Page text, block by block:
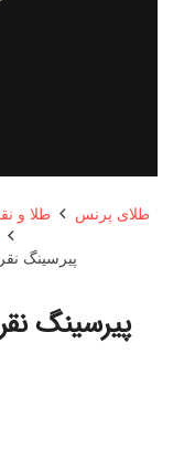
طلای پرنس طلا و
پیرسینگ
پیرسینگ